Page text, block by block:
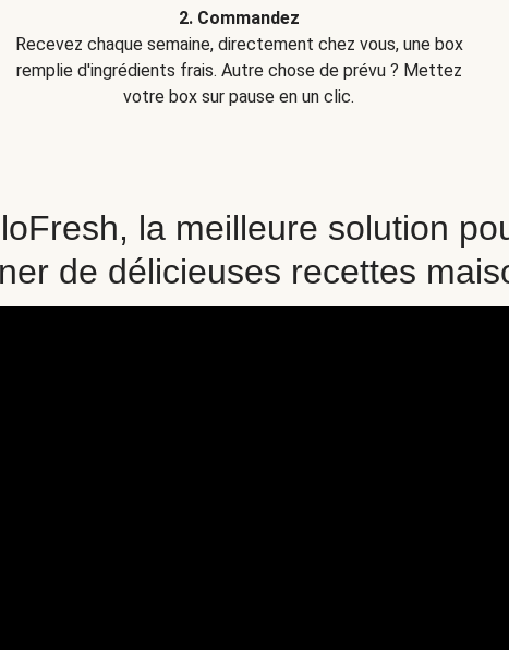
2. Commandez
Recevez chaque semaine, directement chez vous, une box
remplie d'ingrédients frais. Autre chose de prévu ? Mettez
votre box sur pause en un clic.
la meilleure solution
de délicieuses recettes